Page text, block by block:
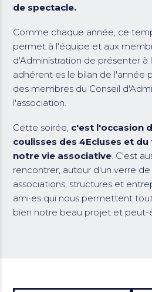
de spectacle.
Comme chaque année, ce
permet à l'équipe et aux
d'Administration de présenter à
adhérent·es le bilan de l'année
des membres du Conseil
l'association.
Cette soirée, c'est l'occasion
coulisses des 4Ecluses et
notre vie associative. C'est
rencontrer, autour d'un verre de
associations, structures et
ami·es qui nous permettent
bien notre beau projet et peut-